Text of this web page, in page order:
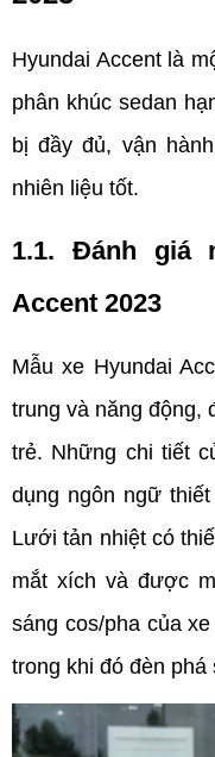
Hyundai Accent là
phân khúc sedan
bị đầy đủ, vận
nhiên liệu tốt.
1.1. Đánh giá
Accent 2023
Mẫu xe Hyundai
trung và năng động,
trẻ. Những chi tiết
dụng ngôn ngữ thiết
Lưới tản nhiệt có
mắt xích và được
sáng cos/pha của
trong khi đó đèn